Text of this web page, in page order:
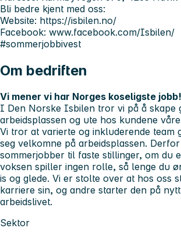
Bli bedre kjent med oss:
Website: https://isbilen.no/
Facebook: www.facebook.com/Isbilen/
#sommerjobbivest
Om bedriften
Vi mener vi har Norges koseligste jobb!
I Den Norske Isbilen tror vi på å skape
arbeidsplassen og ute hos kundene
Vi tror at varierte og inkluderende team
seg velkomne på arbeidsplassen.
sommerjobber til faste stillinger, om du
voksen spiller ingen rolle, så lenge du
is og glede. Vi er stolte over at hos oss
karriere sin, og andre starter den på
arbeidslivet.
Sektor